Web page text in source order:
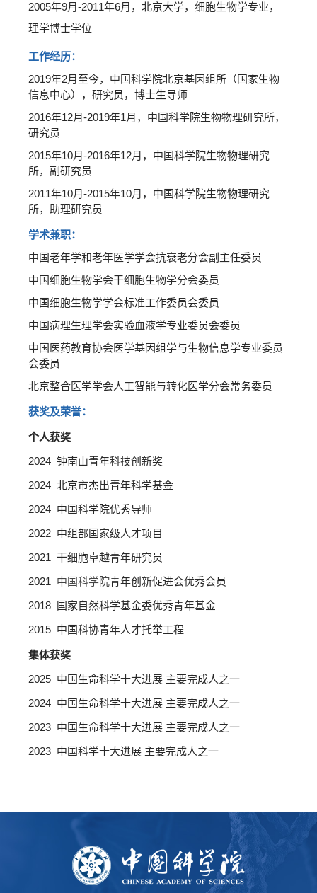
2005年9月-2011年6月，北京大学，细胞生物学专业，
理学博士学位
工作经历：
2019年2月至今，中国科学院北京基因组所（国家生物
信息中心），研究员，博士生导师
2016年12月-2019年1月，中国科学院生物物理研究所，
研究员
2015年10月-2016年12月，中国科学院生物物理研究
所，副研究员
2011年10月-2015年10月，中国科学院生物物理研究
所，助理研究员
学术兼职：
中国老年学和老年医学学会抗衰老分会副主任委员
中国细胞生物学会干细胞生物学分会委员
中国细胞生物学学会标准工作委员会委员
中国病理生理学会实验血液学专业委员会委员
中国医药教育协会医学基因组学与生物信息学专业委员
会委员
北京整合医学学会人工智能与转化医学分会常务委员
获奖及荣誉：
个人获奖
2024 钟南山青年科技创新奖
2024 北京市杰出青年科学基金
2024 中国科学院优秀导师
2022 中组部国家级人才项目
2021 干细胞卓越青年研究员
2021 中国科学院青年创新促进会优秀会员
2018 国家自然科学基金委优秀青年基金
2015 中国科协青年人才托举工程
集体获奖
2025 中国生命科学十大进展 主要完成人之一
2024 中国生命科学十大进展 主要完成人之一
2023 中国生命科学十大进展 主要完成人之一
2023 中国科学十大进展 主要完成人之一